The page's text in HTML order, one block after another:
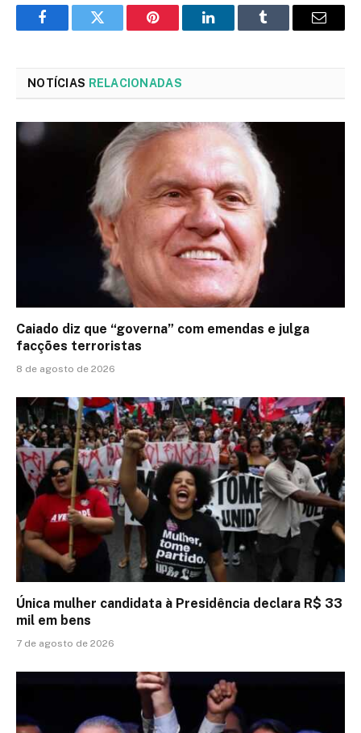
FacebookTwitter Pinterest LinkedInTumblr Email
NOTÍCIAS RELACIONADAS
Caiado diz que “governa” com emendas e julga
facções terroristas
8 de agosto de 2026
Única mulher candidata à Presidência declara R$ 33
mil em bens
7 de agosto de 2026